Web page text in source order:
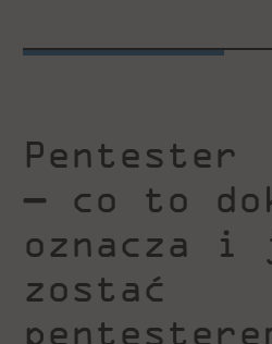
Pentester
— co to
oznacza i
zostać